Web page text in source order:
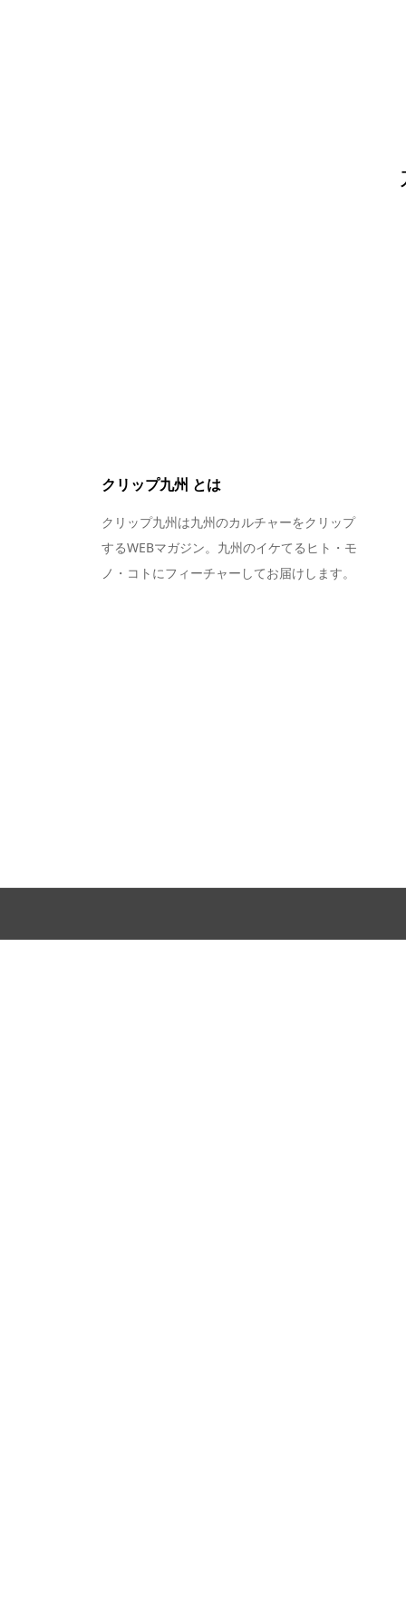
クリップ九州 とは
クリップ九州は九州のカルチャーをクリップ
するWEBマガジン。九州のイケてるヒト・モ
ノ・コトにフィーチャーしてお届けします。